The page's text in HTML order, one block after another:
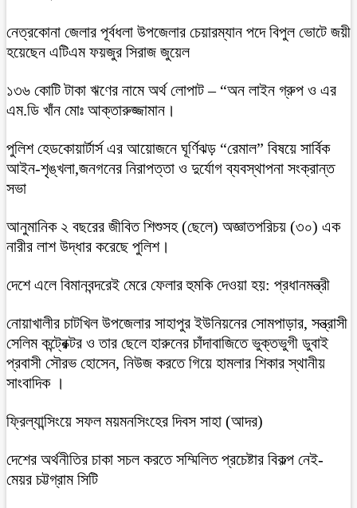
নেত্রকোনা জেলার পূর্বধলা উপজেলার চেয়ারম্যান পদে বিপুল ভোটে জয়ী
হয়েছেন এটিএম ফয়জুর সিরাজ জুয়েল
১৩৬ কোটি টাকা ঋণের নামে অর্থ লোপাট – “অন লাইন গ্রুপ ও এর
এম.ডি খাঁন মোঃ আক্তারুজ্জামান।
পুলিশ হেডকোয়ার্টার্স এর আয়োজনে ঘূর্ণিঝড় “রেমাল” বিষয়ে সার্বিক
আইন-শৃঙ্খলা,জনগনের নিরাপত্তা ও দুর্যোগ ব্যবস্থাপনা সংক্রান্ত
সভা
আনুমানিক ২ বছরের জীবিত শিশুসহ (ছেলে) অজ্ঞাতপরিচয় (৩০) এক
নারীর লাশ উদ্ধার করেছে পুলিশ।
দেশে এলে বিমানবন্দরেই মেরে ফেলার হুমকি দেওয়া হয়: প্রধানমন্ত্রী
নোয়াখালীর চাটখিল উপজেলার সাহাপুর ইউনিয়নের সোমপাড়ার, সন্ত্রাসী
সেলিম কন্ট্রেক্টর ও তার ছেলে হারুনের চাঁদাবাজিতে ভুক্তভুগী ডুবাই
প্রবাসী সৌরভ হোসেন, নিউজ করতে গিয়ে হামলার শিকার স্থানীয়
সাংবাদিক ।
ফ্রিল্যান্সিংয়ে সফল ময়মনসিংহের দিবস সাহা (আদর)
দেশের অর্থনীতির চাকা সচল করতে সম্মিলিত প্রচেষ্টার বিকল্প নেই-
মেয়র চট্টগ্রাম সিটি